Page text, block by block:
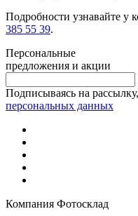
Подробности узнавайте у
385 55 39.
Персональные
предложения и акции
Подписываясь на
персональных данных
Компания Фотосклад